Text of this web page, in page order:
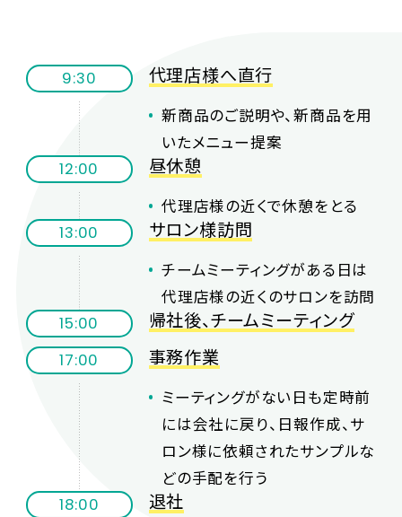
9:30 代理店様へ直行
新商品のご説明や、新商品を用
いたメニュー提案
12:00
昼休憩
代理店様の近くで休憩をとる
13:00
サロン様訪問
チームミーティングがある日は
代理店様の近くのサロンを訪問
15:00
帰社後、チームミーティング
17:00 事務作業
ミーティングがない日も定時前
には会社に戻り、日報作成、サ
ロン様に依頼されたサンプルな
どの手配を行う
18:00
退社